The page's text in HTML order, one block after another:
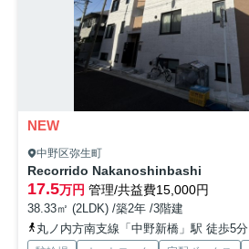
NEW
中野区弥生町
Recorrido Nakanoshinbashi
17.5万円 管理/共益費15,000円
38.33㎡ (2LDK) /築2年 /3階建
丸ノ内方南支線「中野新橋」駅 徒歩5分